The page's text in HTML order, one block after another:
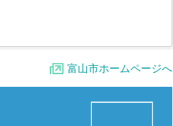
富山市ホームページへ